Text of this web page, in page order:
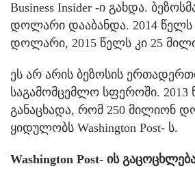
Business Insider -ი გახდა.
დოლარი დააბანდა. 2014 წელს
დოლარი, 2015 წელს კი 25
ეს არ არის ბეზოსის
საგამომცემლო სფეროში. 2013
განაცხადა, რომ 250 მილიონ
ყიდულობს Washington Post- ს.
Washington Post- ის